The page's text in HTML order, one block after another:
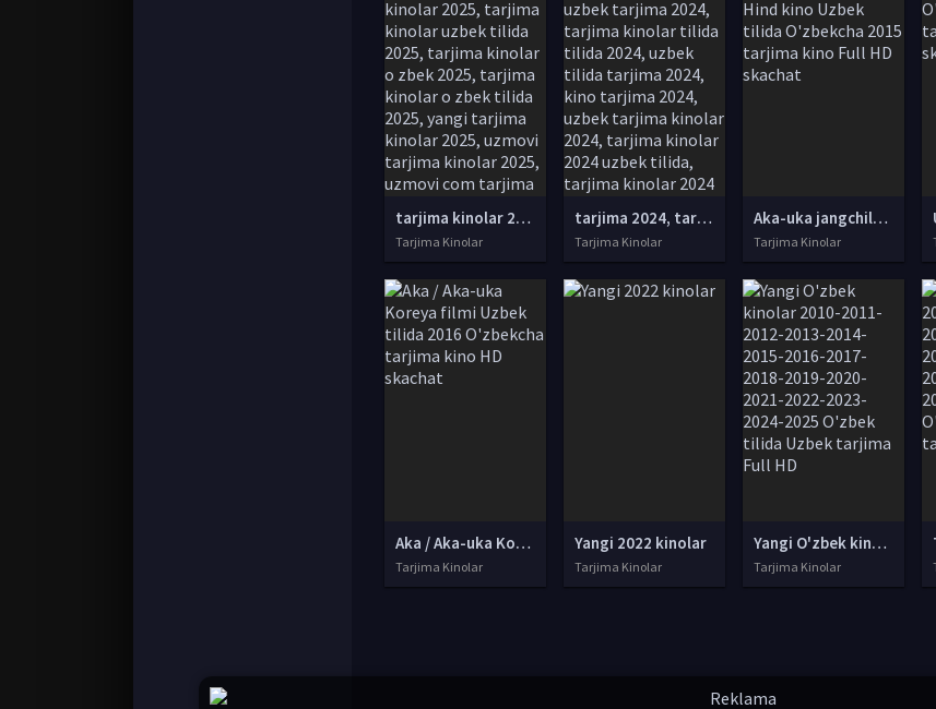
tarjima kinolar 2025, uzbek tarjima kinolar 2025, tarjima kinolar uzbek tilida 2025, tarjima kinolar o zbek 2025, tarjima kinolar o zbek tilida 2025, yangi tarjima kinolar 2025, uzmovi tarjima kinolar 2025, uzmovi com tarjima kinolar 2025, uzbekcha t
Tarjima Kinolar
tarjima 2024, tarjima kinolar 2024, uzbek tarjima 2024, tarjima kinolar tilida tilida 2024, uzbek tilida tarjima 2024, kino tarjima 2024, uzbek tarjima kinolar 2024, tarjima kinolar 2024 uzbek tilida, tarjima kinolar 2024 o zbek, tarjima kinolar 2024
Tarjima Kinolar
Aka-uka jangchilar / Aka-uka raqiblar Hind kino Uzbek tilida O'zbekcha 2015 tarjima kino Full HD skachat
Tarjima Kinolar
Aka / Aka-uka Koreya filmi Uzbek tilida 2016 O'zbekcha tarjima kino HD skachat
Tarjima Kinolar
Yangi 2022 kinolar
Tarjima Kinolar
Yangi O'zbek kinolar 2010-2011-2012-2013-2014-2015-2016-2017-2018-2019-2020-2021-2022-2023-2024-2025 O'zbek tilida Uzbek tarjima Full HD
Tarjima Kinolar